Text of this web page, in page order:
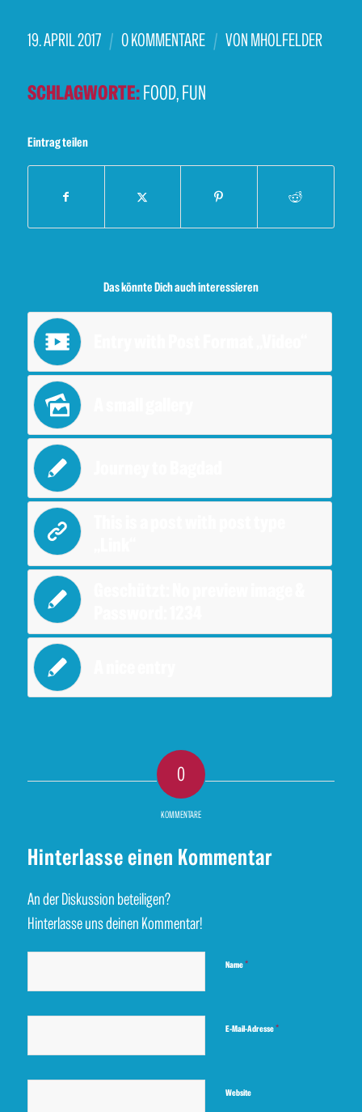
19. APRIL 2017 / 0 KOMMENTARE / VONMHOLFELDER
SCHLAGWORTE:FOOD,FUN
Eintrag teilen
Das könnte Dich auch interessieren
0
KOMMENTARE
Hinterlasse einen Kommentar
An der Diskussion beteiligen?
Hinterlasse uns deinen Kommentar!
Name*
E-Mail-Adresse*
Website